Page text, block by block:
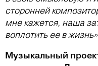
сторонней
мне кажется, наша
воплотить ее в
Музыкальный